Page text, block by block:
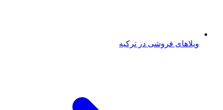
ویلاهای فروشی در ترکیه